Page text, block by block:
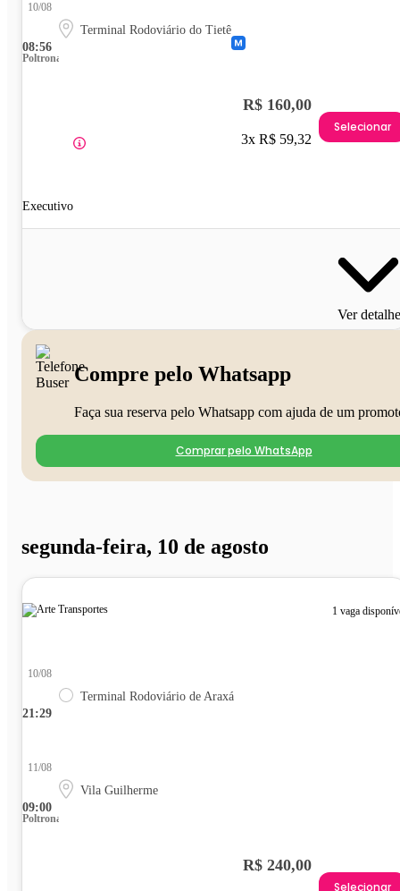
08:56
10/08
Terminal Rodoviário do Tietê
Poltrona
Executivo
R$ 160,00
3x R$ 59,32
Selecionar
Ver
Compre pelo Whatsapp
Faça sua reserva pelo Whatsapp com ajuda de um
Comprar pelo WhatsApp
segunda-feira, 10 de agosto
1 vaga
21:29
10/08
Terminal Rodoviário de Araxá
09:00
11/08
Vila Guilherme
Poltrona
R$ 240,00
Selecionar